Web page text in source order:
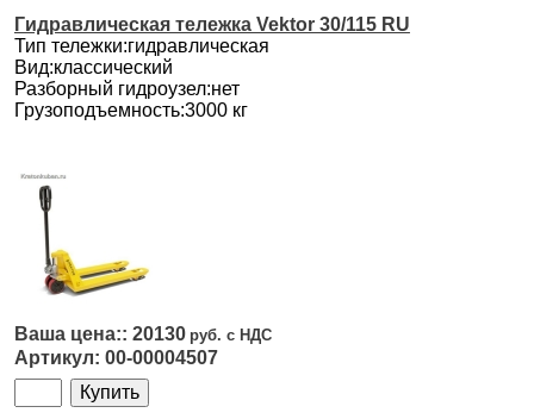
Гидравлическая тележка Vektor 30/115 RU
Тип тележки:гидравлическая
Вид:классический
Разборный гидроузел:нет
Грузоподъемность:3000 кг
20130
00-00004507